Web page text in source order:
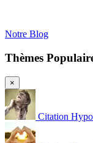
Notre Blog
Thèmes
×
Citation